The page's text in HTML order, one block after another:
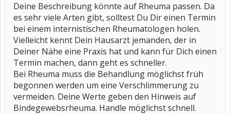
Deine Beschreibung könnte auf Rheuma passen. Da
es sehr viele Arten gibt, solltest Du Dir einen Termin
bei einem internistischen Rheumatologen holen.
Vielleicht kennt Dein Hausarzt jemanden, der in
Deiner Nähe eine Praxis hat und kann für Dich einen
Termin machen, dann geht es schneller.
Bei Rheuma muss die Behandlung möglichst früh
begonnen werden um eine Verschlimmerung zu
vermeiden. Deine Werte geben den Hinweis auf
Bindegewebsrheuma. Handle möglichst schnell.